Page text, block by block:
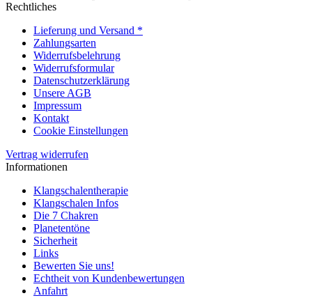
Rechtliches
Lieferung und Versand *
Zahlungsarten
Widerrufsbelehrung
Widerrufsformular
Datenschutzerklärung
Unsere AGB
Impressum
Kontakt
Cookie Einstellungen
Vertrag widerrufen
Informationen
Klangschalentherapie
Klangschalen Infos
Die 7 Chakren
Planetentöne
Sicherheit
Links
Bewerten Sie uns!
Echtheit von Kundenbewertungen
Anfahrt